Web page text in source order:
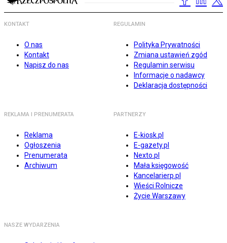
KONTAKT
O nas
Kontakt
Napisz do nas
REGULAMIN
Polityka Prywatności
Zmiana ustawień zgód
Regulamin serwisu
Informacje o nadawcy
Deklaracja dostępności
REKLAMA I PRENUMERATA
Reklama
Ogłoszenia
Prenumerata
Archiwum
PARTNERZY
E-kiosk.pl
E-gazety.pl
Nexto.pl
Mała księgowość
Kancelarierp.pl
Wieści Rolnicze
Życie Warszawy
NASZE WYDARZENIA